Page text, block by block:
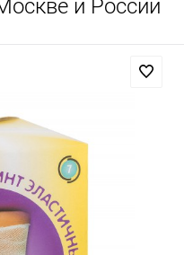
и России